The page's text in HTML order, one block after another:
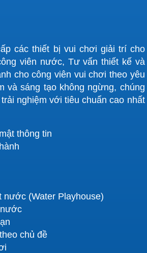
các thiết bị vui chơi giải trí cho
viên nước, Tư vấn thiết kế và
cho công viên vui chơi theo yêu
và sáng tạo không ngừng, chúng
nghiệm với tiêu chuẩn cao nhất
thông tin
nước (Water Playhouse)
chủ đề